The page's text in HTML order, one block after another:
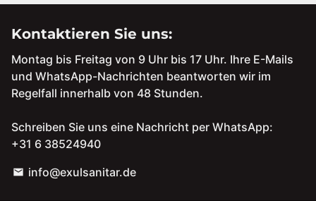
Kontaktieren Sie uns:
Montag bis Freitag von 9 Uhr bis 17 Uhr. Ihre E-Mails
und WhatsApp-Nachrichten beantworten wir im
Regelfall innerhalb von 48 Stunden.
Schreiben Sie uns eine Nachricht per WhatsApp:
+31 6 38524940
email info@exulsanitar.de